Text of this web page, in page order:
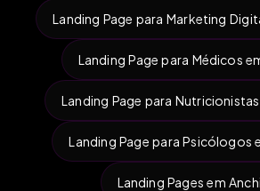
Landing Page para Marketing
Landing Page para Médicos
Landing Page para
Landing Page para Psicólogos
Landing Pages em